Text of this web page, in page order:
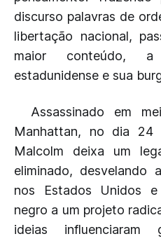
discurso palavras de
libertação nacional,
maior conteúdo, a
estadunidense e sua
Assassinado em
Manhattan, no dia 24
Malcolm deixa um
eliminado, desvelando
nos Estados Unidos
negro a um projeto
ideias influenciaram